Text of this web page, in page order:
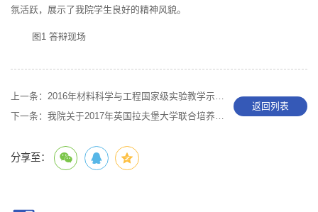
氛活跃，展示了我院学生良好的精神风貌。
图1 答辩现场
上一条： 2016年材料科学与工程国家级实验教学示范中心年度总结报告
下一条： 我院关于2017年英国拉夫堡大学联合培养项目面试的通知
返回列表
分享至：